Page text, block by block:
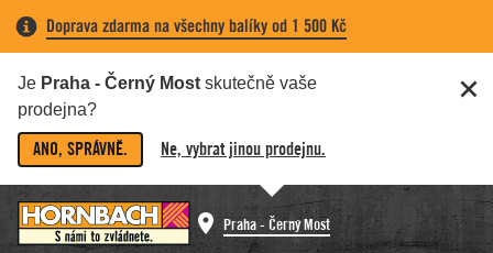
Doprava zdarma na všechny balíky od 1 500 Kč
Je Praha - Černý Most skutečně vaše
prodejna?
ANO, SPRÁVNĚ. Ne, vybrat jinou prodejnu.
Praha - Černý Most